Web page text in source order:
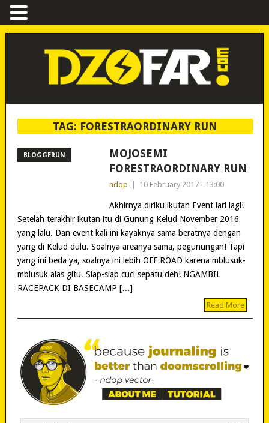
TAG: FORESTRAORDINARY RUN
BLOGGERUN
MOJOSEMI
FORESTRAORDINARY RUN
ndop 10 February 2017 - 13:00
Akhirnya diriku ikutan Event lari lagi!
Setelah terakhir ikutan itu di Gunung Kelud November 2016
yang lalu. Dan event kali ini kayaknya sama beratnya dengan
yang di Kelud dulu. Soalnya areanya sama, pegunungan! Tapi
yang ini beda ya, soalnya ini lebih OFF ROAD karena mblusuk-
mblusuk alas gitu. Siap-siap cuci sepatu deh! NGAMBIL
RACEPACK DI BASECAMP […]
Read More